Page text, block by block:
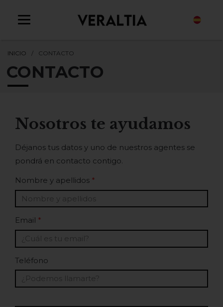
INICIO CONTACTO
CONTACTO
Nosotros te ayudamos
Déjanos tus datos y uno de nuestros agentes se
pondrá en contacto contigo.
Nombre y apellidos *
Email *
Teléfono